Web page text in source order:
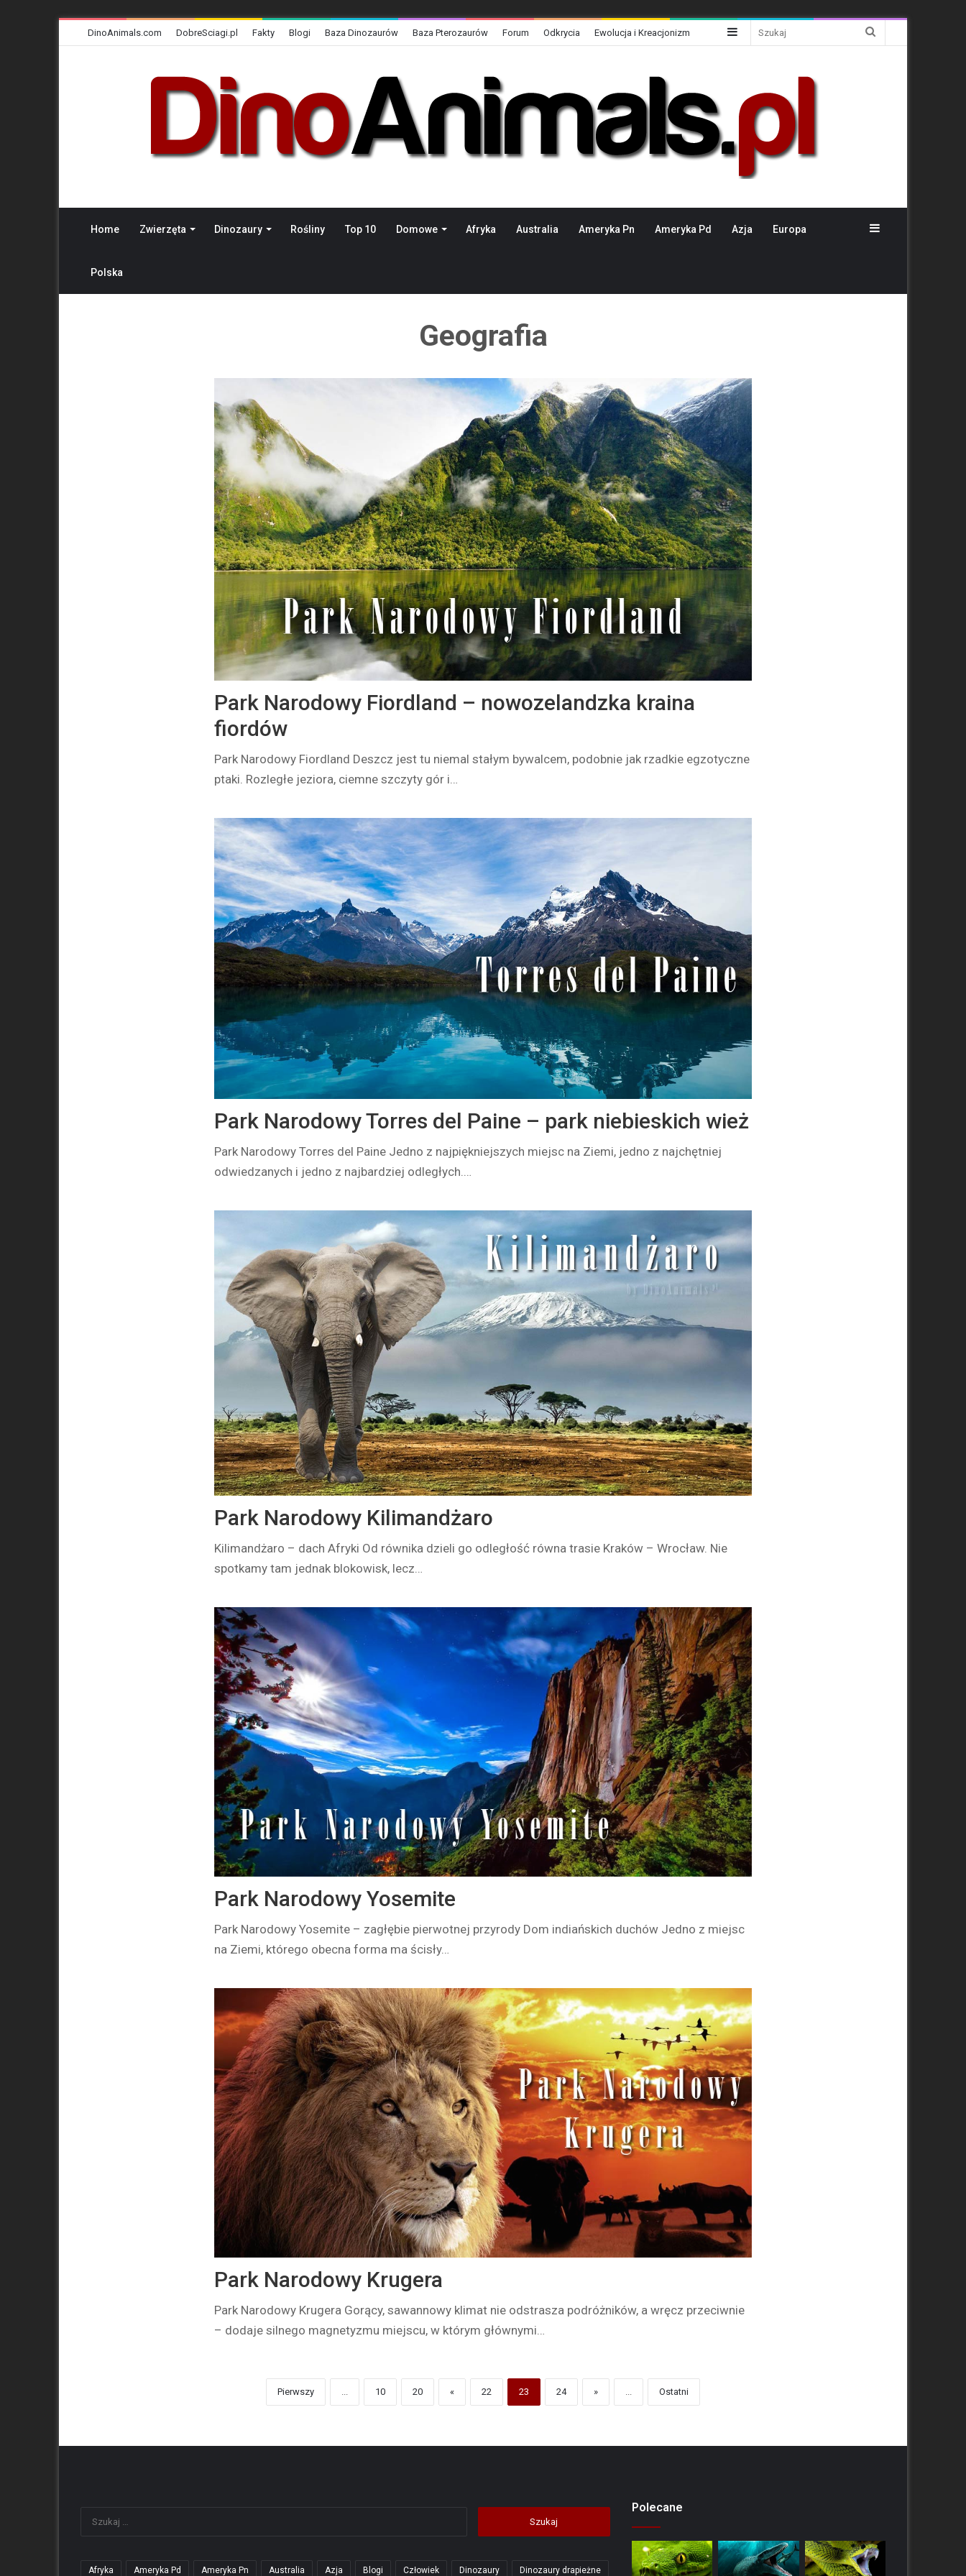
DinoAnimals.com DobreSciagi.pl Fakty Blogi Baza Dinozaurów Baza Pterozaurów Forum Odkrycia Ewolucja i Kreacjonizm Sidebar
Home Zwierzęta Dinozaury Rośliny Top 10 Domowe Afryka Australia Ameryka Pn Ameryka Pd Azja Europa
Polska
Sidebar
Geografia
Park Narodowy Fiordland – nowozelandzka kraina
fiordów
Park Narodowy Fiordland Deszcz jest tu niemal stałym bywalcem, podobnie jak rzadkie egzotyczne
ptaki. Rozległe jeziora, ciemne szczyty gór i…
Park Narodowy Torres del Paine – park niebieskich wież
Park Narodowy Torres del Paine Jedno z najpiękniejszych miejsc na Ziemi, jedno z najchętniej
odwiedzanych i jedno z najbardziej odległych.…
Park Narodowy Kilimandżaro
Kilimandżaro – dach Afryki Od równika dzieli go odległość równa trasie Kraków – Wrocław. Nie
spotkamy tam jednak blokowisk, lecz…
Park Narodowy Yosemite
Park Narodowy Yosemite – zagłębie pierwotnej przyrody Dom indiańskich duchów Jedno z miejsc
na Ziemi, którego obecna forma ma ścisły…
Park Narodowy Krugera
Park Narodowy Krugera Gorący, sawannowy klimat nie odstrasza podróżników, a wręcz przeciwnie
– dodaje silnego magnetyzmu miejscu, w którym głównymi…
Pierwszy ... 10 20 « 22 23 24 » ... Ostatni
Afryka Ameryka Pd Ameryka Pn Australia Azja Blogi Człowiek Dinozaury Dinozaury drapieżne
Polecane